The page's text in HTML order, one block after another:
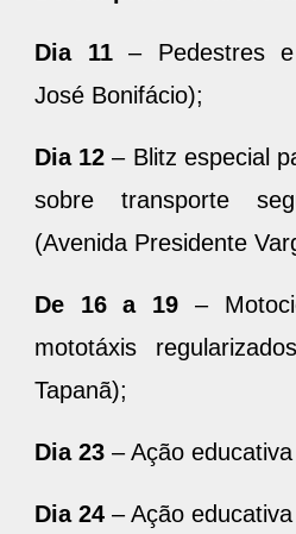
José Bonifácio);
Dia 12– Blitz especial
sobre transporte
(Avenida Presidente
De 16 a 19–
mototáxis
Tapanã);
Dia 23– Ação educativa
Dia 24 – Ação
Dia 25– Blitz